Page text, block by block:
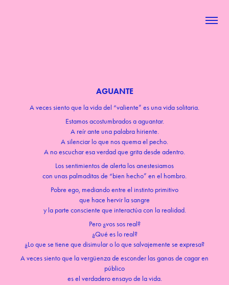
AGUANTE
A veces siento que la vida del “valiente” es una vida solitaria.
Estamos acostumbrados a aguantar.
A reír ante una palabra hiriente.
A silenciar lo que nos quema el pecho.
A no escuchar esa verdad que grita desde adentro.
Los sentimientos de alerta los anestesiamos
con unas palmaditas de “bien hecho” en el hombro.
Pobre ego, mediando entre el instinto primitivo
que hace hervir la sangre
y la parte consciente que interactúa con la realidad.
Pero ¿vos sos real?
¿Qué es lo real?
¿Lo que se tiene que disimular o lo que salvajemente se expresa?
A veces siento que la vergüenza de esconder las ganas de cagar en
público
es el verdadero ensayo de la vida.